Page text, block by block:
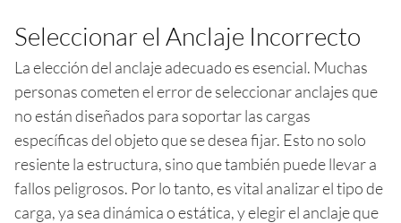
Seleccionar el Anclaje Incorrecto
La elección del anclaje adecuado es esencial. Muchas
personas cometen el error de seleccionar anclajes que
no están diseñados para soportar las cargas
específicas del objeto que se desea fijar. Esto no solo
resiente la estructura, sino que también puede llevar a
fallos peligrosos. Por lo tanto, es vital analizar el tipo de
carga, ya sea dinámica o estática, y elegir el anclaje que